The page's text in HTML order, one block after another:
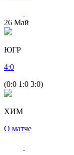
26 Май
ЮГР
4:0
(0:0 1:0 3:0)
ХИМ
О матче